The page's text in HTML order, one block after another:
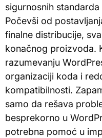
sigurnosnih
Počevši od
finalne distribucije,
konačnog proizvoda.
razumevanju
organizaciji koda i
kompatibilnosti.
samo da rešava
besprekorno u
potrebna pomoć u